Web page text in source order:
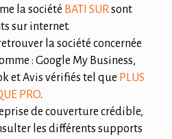
la société BATI SURsont
sur internet.
la société concernée
: Google My Business,
et Avis vérifiés tel que PLUS
PRO.
de couverture crédible,
les différents supports